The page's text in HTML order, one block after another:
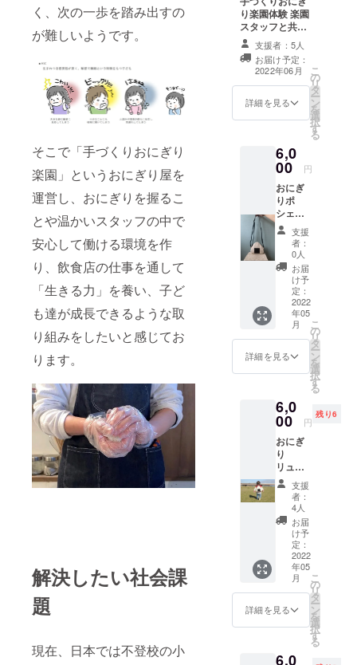
く、次の一歩を踏み出すの
が難しいようです。
そこで「手づくりおにぎり
楽園」というおにぎり屋を
運営し、おにぎりを握るこ
とや温かいスタッフの中で
安心して働ける環境を作
り、飲食店の仕事を通して
「生きる力」を養い、子ど
も達が成長できるような取
り組みをしたいと感じてお
ります。
解決したい社会課
題
現在、日本では不登校の小
Instagr
amに
しま
す。 ※
この
コース
の支援
（中学
生以
下）に
おにぎ
りを提
供しま
す。支
援者ご
本人に
おにぎ
りチ
ケット
をお届
けする
コース
ではご
ざいま
さい。
※おにチ
にぎり
を食べ
た子
（また
はその
親）に
は、お
にチケ
の裏に
お礼の
メッ
セージ
てもら
いま
り楽園体験 楽園
スタッフと共に
おにぎり屋体験
（約３時間）が
できます。おに
ぎりを１０個ま
で持ち帰ること
もできます。
８歳以上です
れての参加でも
構いません。 ※
日程は6,7月を予
定しており、
メールにて日程
調整をさせてい
ただきます。
支援者：5人
お届け予定：
2022年06月
詳細を見る
こ
の
リ
タ
ー
ン
を
選
択
す
る
6,0
00 円
おにぎ
りポ
シェッ
ト ソラ
イロ工
房オリ
ジナル
の肩か
らかけ
られる
かわい
いポ
シェッ
トで
す。 ●
サイズ
16cm×
横幅
18cm×
奥行
5cm
ショル
ダーの
長さ
74cm～
140cm
支援
者：
0人
お届
け予
定：
2022
年05
月
詳細を見る
こ
の
リ
タ
ー
ン
を
選
択
す
る
6,0
00 円
残り6
おにぎ
り
リュッ
ク ソラ
イロ工
房オリ
ジナル
子ども
用おに
ぎり
リュッ
クで
す。 サ
イズ 高
さ
24cm×
25cm×
支援
者：
4人
お届
け予
定：
2022
年05
月
詳細を見る
こ
の
リ
タ
ー
ン
を
選
択
す
る
6,0